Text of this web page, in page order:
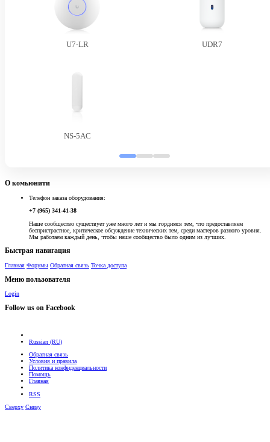
U7-LR UDR7
NS-5AC
О комьюнити
Телефон заказа оборудования:
+7 (965) 341-41-38
Наше сообщество существует уже много лет и мы гордимся тем, что предоставляем
беспристрастное, критическое обсуждение технических тем, среди мастеров разного уровня.
Мы работаем каждый день, чтобы наше сообщество было одним из лучших.
Быстрая навигация
Главная Форумы Обратная связь Точка доступа
Меню пользователя
Login
Follow us on Facebook
Russian (RU)
Обратная связь
Условия и правила
Политика конфиденциальности
Помощь
Главная
RSS
Сверху Снизу